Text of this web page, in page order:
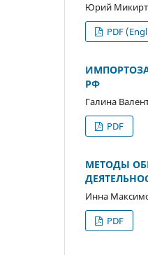
Юрий
PDF
РФ
Галина
PDF
МЕТОДЫ
Инна
PDF